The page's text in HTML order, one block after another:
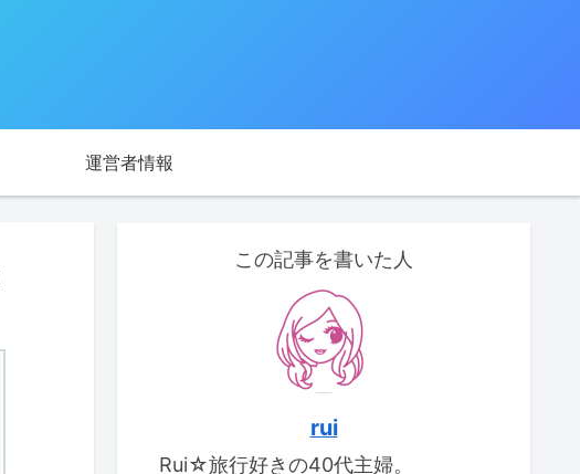
運営者情報
この記事を書いた人
rui
Rui☆旅行好きの40代主婦。